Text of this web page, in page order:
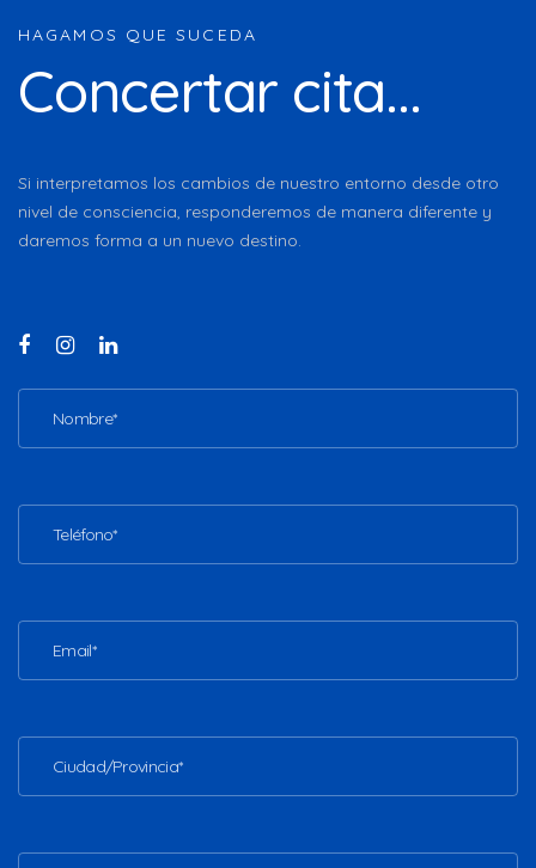
HAGAMOS QUE SUCEDA
Concertar cita...
Si interpretamos los cambios de nuestro entorno desde otro
nivel de consciencia, responderemos de manera diferente y
daremos forma a un nuevo destino.